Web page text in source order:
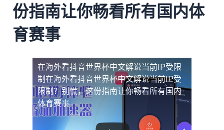
份指南让你畅看所有国内体
育赛事
在海外看抖音世界杯中文解说当前IP受限
制 在海外看抖音世界杯中文解说当前IP受
限制？别慌，这份指南让你畅看所有国内
体育赛事